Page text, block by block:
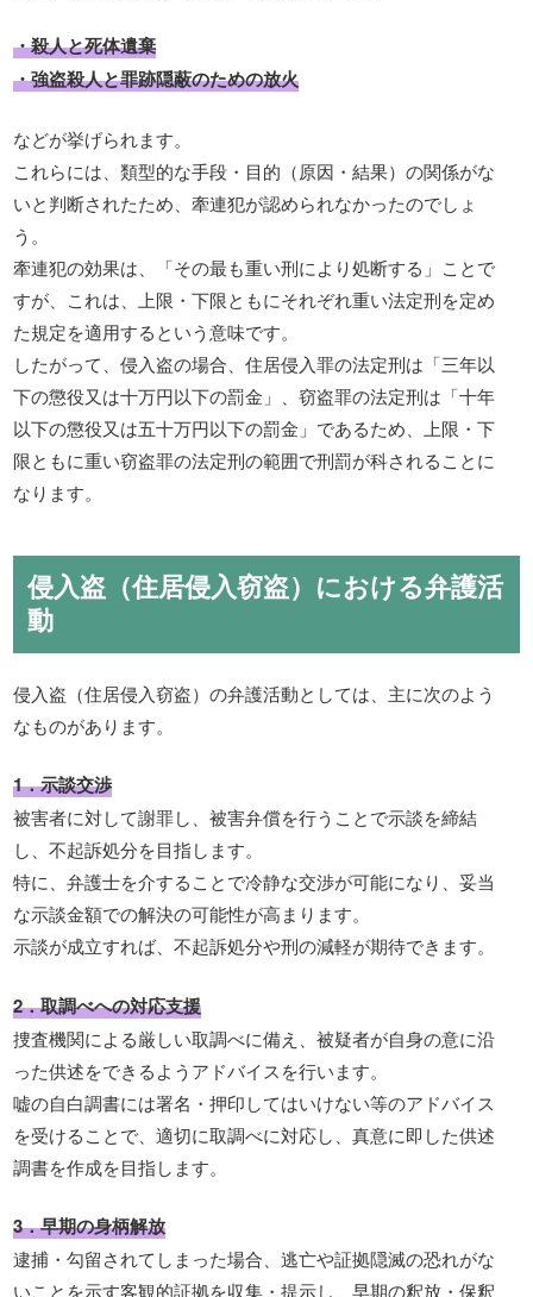
・殺人と死体遺棄
・強盗殺人と罪跡隠蔽のための放火
などが挙げられます。
これらには、類型的な手段・目的（原因・結果）の関係がな
いと判断されたため、牽連犯が認められなかったのでしょ
う。
牽連犯の効果は、「その最も重い刑により処断する」ことで
すが、これは、上限・下限ともにそれぞれ重い法定刑を定め
た規定を適用するという意味です。
したがって、侵入盗の場合、住居侵入罪の法定刑は「三年以
下の懲役又は十万円以下の罰金」、窃盗罪の法定刑は「十年
以下の懲役又は五十万円以下の罰金」であるため、上限・下
限ともに重い窃盗罪の法定刑の範囲で刑罰が科されることに
なります。
侵入盗（住居侵入窃盗）における弁護活
動
侵入盗（住居侵入窃盗）の弁護活動としては、主に次のよう
なものがあります。
1．示談交渉
被害者に対して謝罪し、被害弁償を行うことで示談を締結
し、不起訴処分を目指します。
特に、弁護士を介することで冷静な交渉が可能になり、妥当
な示談金額での解決の可能性が高まります。
示談が成立すれば、不起訴処分や刑の減軽が期待できます。
2．取調べへの対応支援
捜査機関による厳しい取調べに備え、被疑者が自身の意に沿
った供述をできるようアドバイスを行います。
嘘の自白調書には署名・押印してはいけない等のアドバイス
を受けることで、適切に取調べに対応し、真意に即した供述
調書を作成を目指します。
3．早期の身柄解放
逮捕・勾留されてしまった場合、逃亡や証拠隠滅の恐れがな
いことを示す客観的証拠を収集・提示し、早期の釈放・保釈